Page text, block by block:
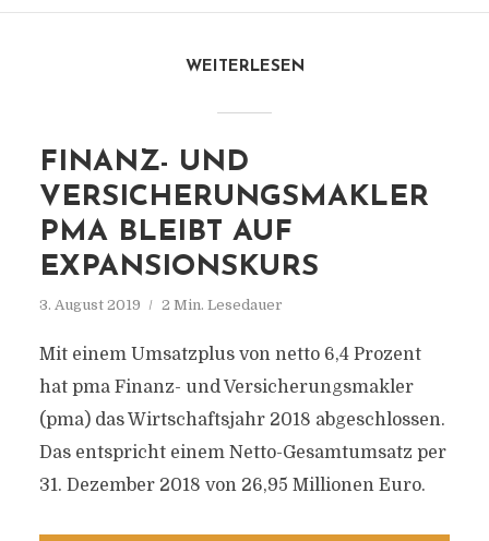
WEITERLESEN
FINANZ- UND
VERSICHERUNGSMAKLER
PMA BLEIBT AUF
EXPANSIONSKURS
3. August 2019 2 Min. Lesedauer
Mit einem Umsatzplus von netto 6,4 Prozent
hat pma Finanz- und Versicherungsmakler
(pma) das Wirtschaftsjahr 2018 abgeschlossen.
Das entspricht einem Netto-Gesamtumsatz per
31. Dezember 2018 von 26,95 Millionen Euro.